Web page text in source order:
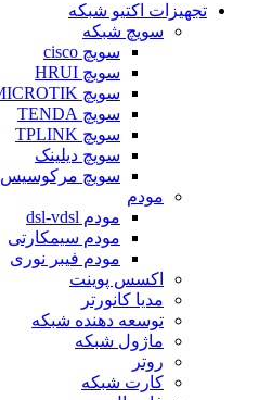
تجهیزات اکتیو شبکه
سویچ شبکه
سویچ cisco
سویچ HRUI
سویچ MICROTIK
سویچ TENDA
سویچ TPLINK
سویچ دیلینک
سویچ مرکوسیس
مودم
مودم dsl-vdsl
مودم سیمکارتی
مودم فیبر نوری
اکسس پوینت
مدیا کانورتر
توسعه دهنده شبکه
ماژول شبکه
روتر
کارت شبکه